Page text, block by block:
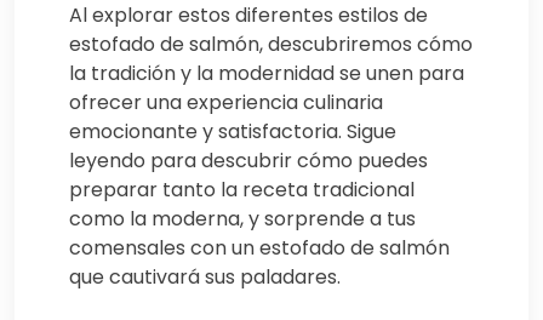
Al explorar estos diferentes estilos de
estofado de salmón, descubriremos cómo
la tradición y la modernidad se unen para
ofrecer una experiencia culinaria
emocionante y satisfactoria. Sigue
leyendo para descubrir cómo puedes
preparar tanto la receta tradicional
como la moderna, y sorprende a tus
comensales con un estofado de salmón
que cautivará sus paladares.